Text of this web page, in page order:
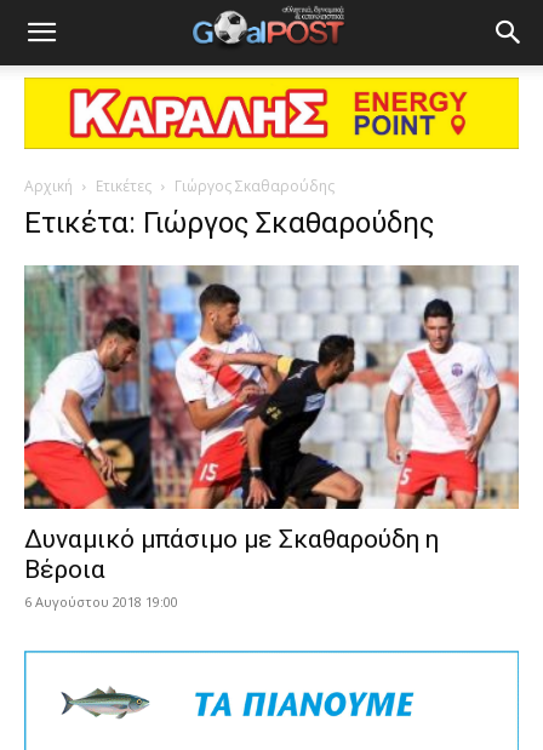
Αρχική Ετικέτες Γιώργος Σκαθαρούδης
Ετικέτα: Γιώργος Σκαθαρούδης
Δυναμικό μπάσιμο με Σκαθαρούδη η
Βέροια
6 Αυγούστου 2018 19:00